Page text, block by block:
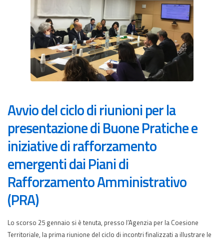
Avvio del ciclo di riunioni per la
presentazione di Buone Pratiche e
iniziative di rafforzamento
emergenti dai Piani di
Rafforzamento Amministrativo
(PRA)
Lo scorso 25 gennaio si è tenuta, presso l’Agenzia per la Coesione
Territoriale, la prima riunione del ciclo di incontri finalizzati a illustrare le